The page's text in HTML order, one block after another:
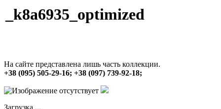
_k8a6935_optimized
На сайте представлена лишь часть коллекции.
+38 (095) 505-29-16; +38 (097) 739-92-18;